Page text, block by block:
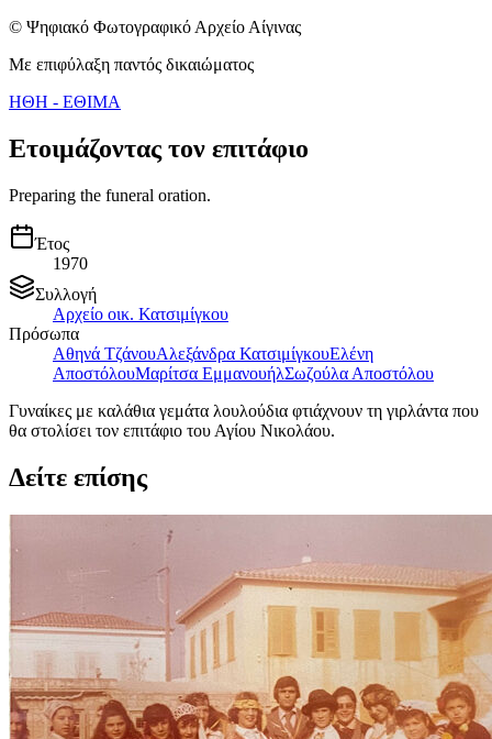
© Ψηφιακό Φωτογραφικό Αρχείο Αίγινας
Με επιφύλαξη παντός δικαιώματος
ΗΘΗ - ΕΘΙΜΑ
Ετοιμάζοντας τον επιτάφιο
Preparing the funeral oration.
Έτος
1970
Συλλογή
Αρχείο οικ. Κατσιμίγκου
Πρόσωπα
Αθηνά ΤζάνουΑλεξάνδρα ΚατσιμίγκουΕλένη
ΑποστόλουΜαρίτσα ΕμμανουήλΣωζούλα Αποστόλου
Γυναίκες με καλάθια γεμάτα λουλούδια φτιάχνουν τη γιρλάντα που
θα στολίσει τον επιτάφιο του Αγίου Νικολάου.
Δείτε επίσης